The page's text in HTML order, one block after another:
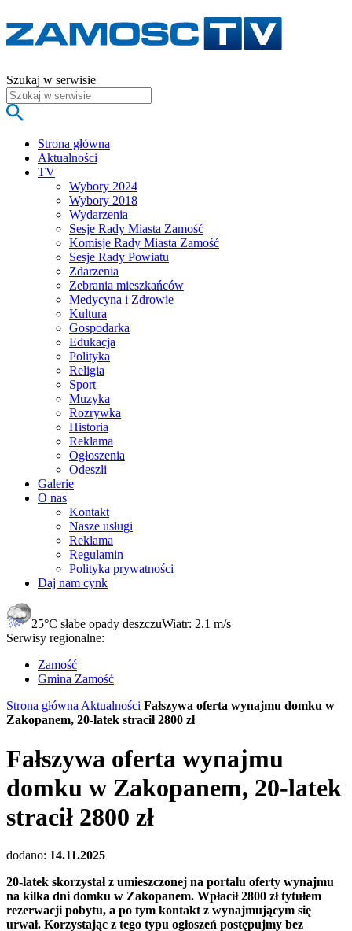
Szukaj w serwisie
Strona główna
Aktualności
TV
Wybory 2024
Wybory 2018
Wydarzenia
Sesje Rady Miasta Zamość
Komisje Rady Miasta Zamość
Sesje Rady Powiatu
Zdarzenia
Zebrania mieszkańców
Medycyna i Zdrowie
Kultura
Gospodarka
Edukacja
Polityka
Religia
Sport
Muzyka
Rozrywka
Historia
Reklama
Ogłoszenia
Odeszli
Galerie
O nas
Kontakt
Nasze usługi
Reklama
Regulamin
Polityka prywatności
Daj nam cynk
25°C słabe opady deszczuWiatr: 2.1 m/s
Serwisy regionalne:
Zamość
Gmina Zamość
Strona główna Aktualności Fałszywa oferta wynajmu domku w
Zakopanem, 20-latek stracił 2800 zł
Fałszywa oferta wynajmu
domku w Zakopanem, 20-latek
stracił 2800 zł
dodano: 14.11.2025
20-latek skorzystał z umieszczonej na portalu oferty wynajmu
na kilka dni domku w Zakopanem. Wpłacił 2800 zł tytułem
rezerwacji pobytu, a po tym kontakt z wynajmującym się
urwał. Korzystając z tego typu ogłoszeń postępujmy bez